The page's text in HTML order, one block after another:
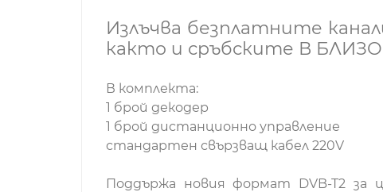
Излъчва безплатните
както и сръбските В
В комплекта:
1 брой декодер
1 брой дистанционно управление
стандартен свързващ кабел 220V
Поддържа новия формат DVB-T2 за